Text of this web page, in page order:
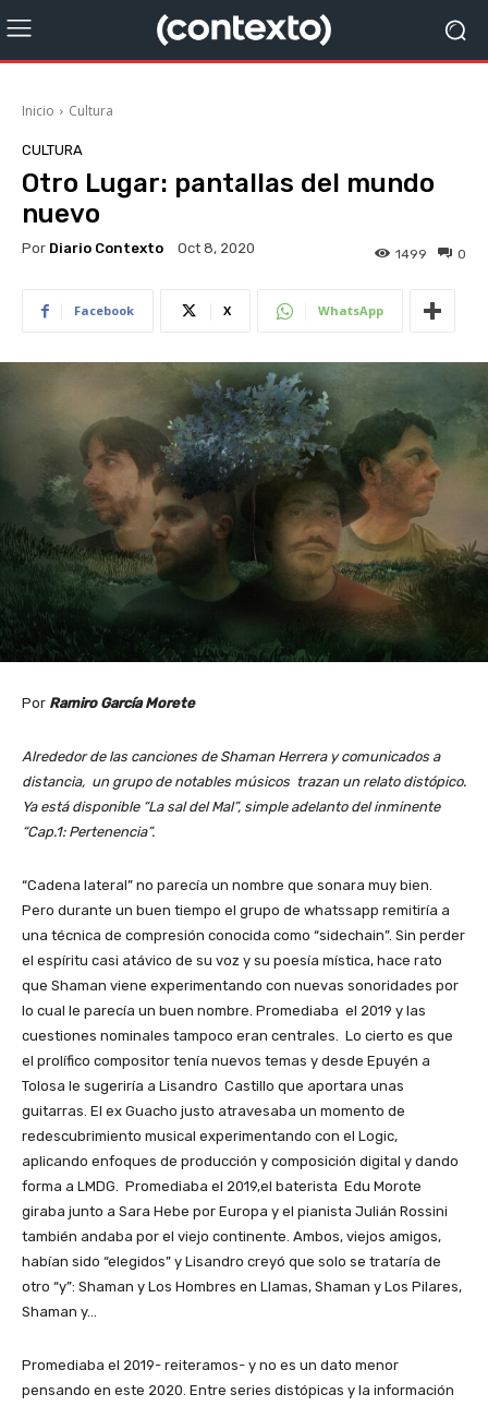
Inicio Cultura
CULTURA
Otro Lugar: pantallas del mundo
nuevo
Por Diario Contexto Oct 8, 2020 0
1499
Facebook X WhatsApp
Por Ramiro García Morete
Alrededor de las canciones de Shaman Herrera y comunicados a
distancia, un grupo de notables músicos trazan un relato distópico.
Ya está disponible “La sal del Mal”, simple adelanto del inminente
“Cap.1: Pertenencia”.
“Cadena lateral” no parecía un nombre que sonara muy bien.
Pero durante un buen tiempo el grupo de whatssapp remitiría a
una técnica de compresión conocida como “sidechain”. Sin perder
el espíritu casi atávico de su voz y su poesía mística, hace rato
que Shaman viene experimentando con nuevas sonoridades por
lo cual le parecía un buen nombre. Promediaba el 2019 y las
cuestiones nominales tampoco eran centrales. Lo cierto es que
el prolífico compositor tenía nuevos temas y desde Epuyén a
Tolosa le sugeriría a Lisandro Castillo que aportara unas
guitarras. El ex Guacho justo atravesaba un momento de
redescubrimiento musical experimentando con el Logic,
aplicando enfoques de producción y composición digital y dando
forma a LMDG. Promediaba el 2019,el baterista Edu Morote
giraba junto a Sara Hebe por Europa y el pianista Julián Rossini
también andaba por el viejo continente. Ambos, viejos amigos,
habían sido “elegidos” y Lisandro creyó que solo se trataría de
otro “y”: Shaman y Los Hombres en Llamas, Shaman y Los Pilares,
Shaman y…
Promediaba el 2019- reiteramos- y no es un dato menor
pensando en este 2020. Entre series distópicas y la información